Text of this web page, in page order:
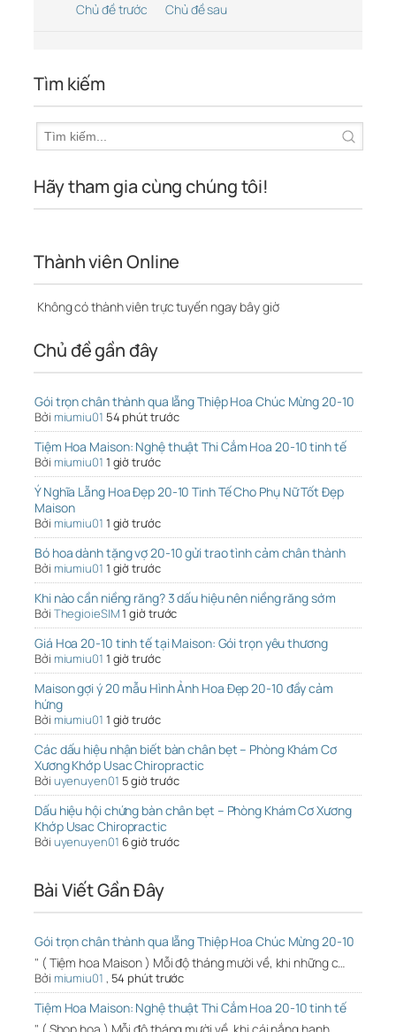
Chủ đề trước Chủ đề sau
Tìm kiếm
Hãy tham gia cùng chúng tôi!
Thành viên Online
Không có thành viên trực tuyến ngay bây giờ
Chủ đề gần đây
Gói trọn chân thành qua lẵng Thiệp Hoa Chúc Mừng 20-10
Bởi miumiu01 54 phút trước
Tiệm Hoa Maison: Nghệ thuật Thi Cắm Hoa 20-10 tinh tế
Bởi miumiu01 1 giờ trước
Ý Nghĩa Lẵng Hoa Đẹp 20-10 Tinh Tế Cho Phụ Nữ Tốt Đẹp
Maison
Bởi miumiu01 1 giờ trước
Bó hoa dành tặng vợ 20-10 gửi trao tình cảm chân thành
Bởi miumiu01 1 giờ trước
Khi nào cần niềng răng? 3 dấu hiệu nên niềng răng sớm
Bởi ThegioieSIM1 giờ trước
Giá Hoa 20-10 tinh tế tại Maison: Gói trọn yêu thương
Bởi miumiu01 1 giờ trước
Maison gợi ý 20 mẫu Hình Ảnh Hoa Đẹp 20-10 đầy cảm
hứng
Bởi miumiu01 1 giờ trước
Các dấu hiệu nhận biết bàn chân bẹt – Phòng Khám Cơ
Xương Khớp Usac Chiropractic
Bởi uyenuyen01 5 giờ trước
Dấu hiệu hội chứng bàn chân bẹt – Phòng Khám Cơ Xương
Khớp Usac Chiropractic
Bởi uyenuyen01 6 giờ trước
Bài Viết Gần Đây
Gói trọn chân thành qua lẵng Thiệp Hoa Chúc Mừng 20-10
" ( Tiệm hoa Maison ) Mỗi độ tháng mười về, khi những c…
Bởi miumiu01 , 54 phút trước
Tiệm Hoa Maison: Nghệ thuật Thi Cắm Hoa 20-10 tinh tế